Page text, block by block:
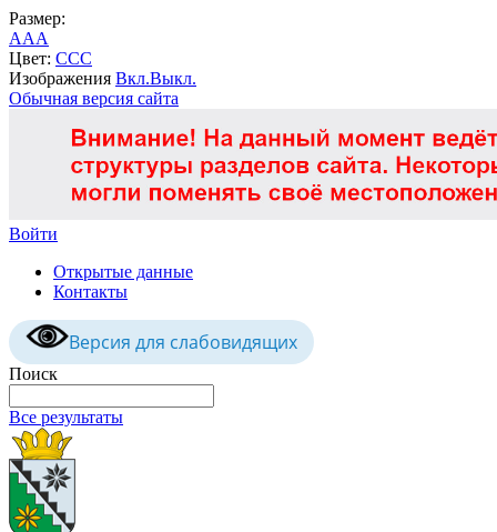
Размер:
AAA
Цвет: CCC
Изображения Вкл.Выкл.
Обычная версия сайта
Войти
Открытые данные
Контакты
Версия для слабовидящих
Поиск
Все результаты